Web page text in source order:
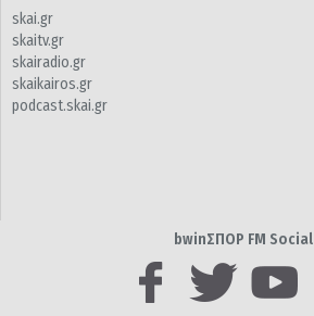
skai.gr
skaitv.gr
skairadio.gr
skaikairos.gr
podcast.skai.gr
bwinΣΠΟΡ FM Social